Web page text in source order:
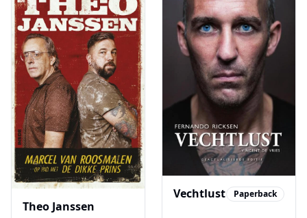
Theo Janssen
Vechtlust Paperback